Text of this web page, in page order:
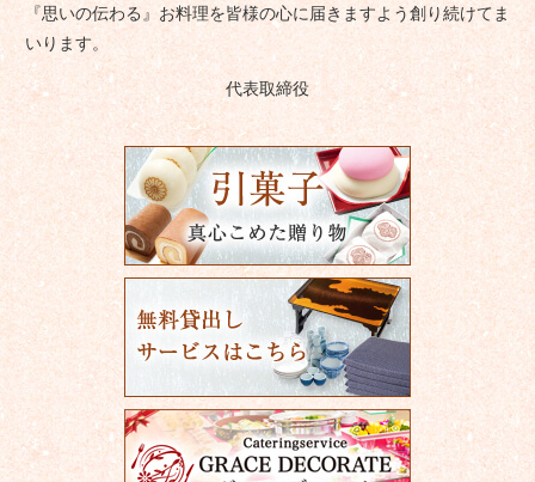
『思いの伝わる』お料理を皆様の心に届きますよう創り続けてま
いります。
代表取締役